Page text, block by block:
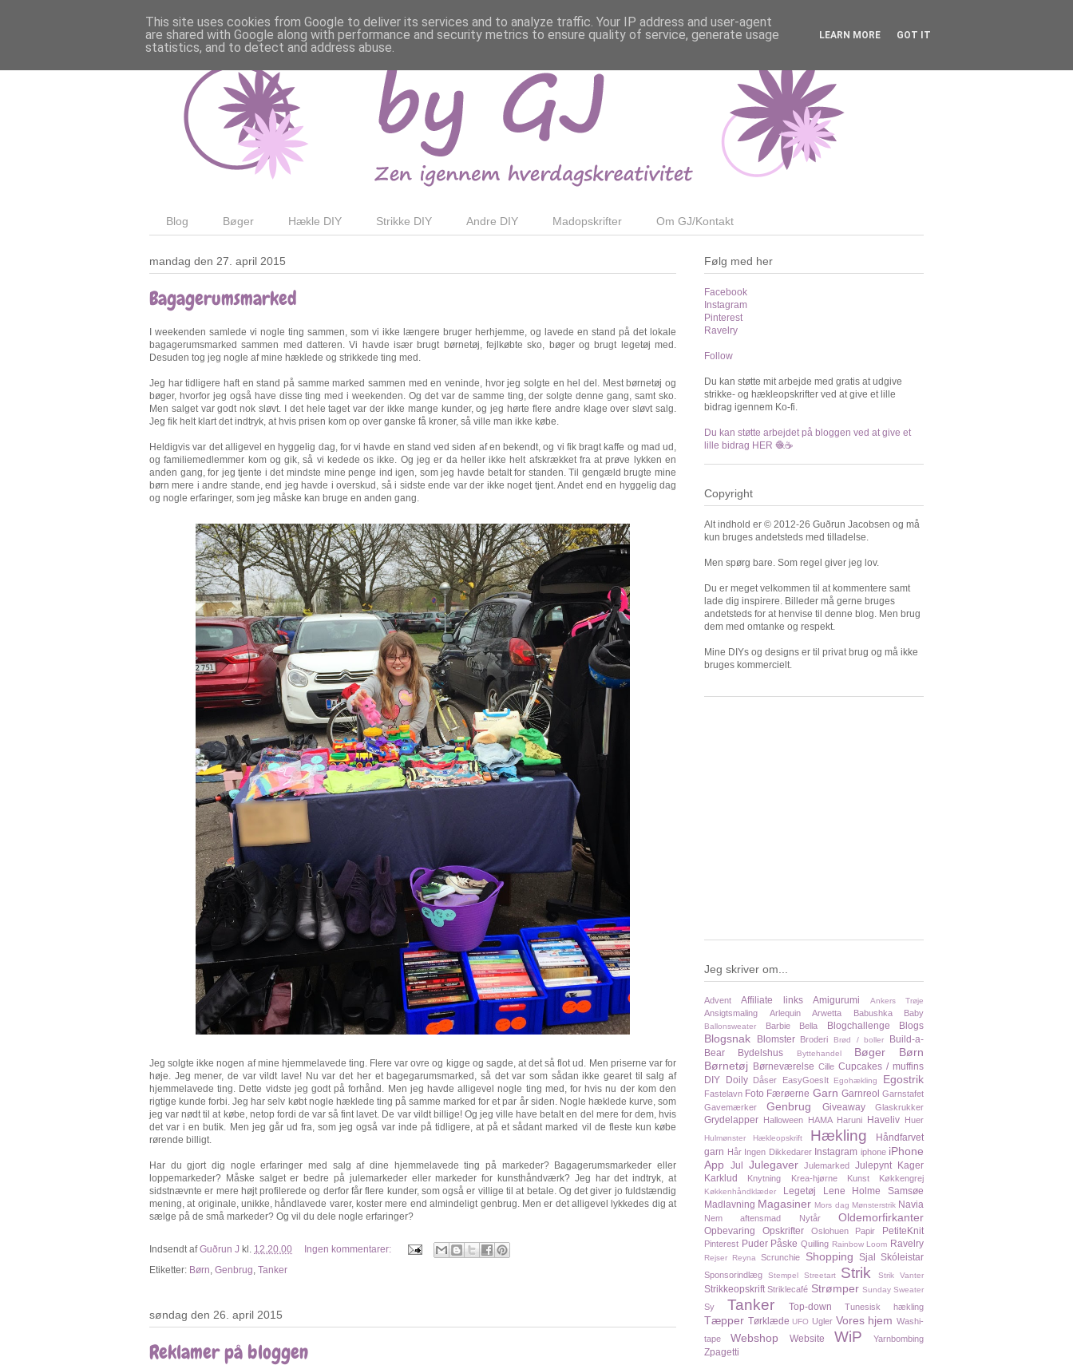
Blog Bøger Hækle DIY Strikke DIY Andre DIY Madopskrifter Om GJ/Kontakt
mandag den 27. april 2015
Bagagerumsmarked
I weekenden samlede vi nogle ting sammen, som vi ikke længere bruger herhjemme, og lavede en stand på det lokale
bagagerumsmarked sammen med datteren. Vi havde især brugt børnetøj, fejlkøbte sko, bøger og brugt legetøj med.
Desuden tog jeg nogle af mine hæklede og strikkede ting med.
Jeg har tidligere haft en stand på samme marked sammen med en veninde, hvor jeg solgte en hel del. Mest børnetøj og
bøger, hvorfor jeg også have disse ting med i weekenden. Og det var de samme ting, der solgte denne gang, samt sko.
Men salget var godt nok sløvt. I det hele taget var der ikke mange kunder, og jeg hørte flere andre klage over sløvt salg.
Jeg fik helt klart det indtryk, at hvis prisen kom op over ganske få kroner, så ville man ikke købe.
Heldigvis var det alligevel en hyggelig dag, for vi havde en stand ved siden af en bekendt, og vi fik bragt kaffe og mad ud,
og familiemedlemmer kom og gik, så vi kedede os ikke. Og jeg er da heller ikke helt afskrækket fra at prøve lykken en
anden gang, for jeg tjente i det mindste mine penge ind igen, som jeg havde betalt for standen. Til gengæld brugte mine
børn mere i andre stande, end jeg havde i overskud, så i sidste ende var der ikke noget tjent. Andet end en hyggelig dag
og nogle erfaringer, som jeg måske kan bruge en anden gang.
Jeg solgte ikke nogen af mine hjemmelavede ting. Flere var ovre og kigge og sagde, at det så flot ud. Men priserne var for
høje. Jeg mener, de var vildt lave! Nu var det her et bagegarumsmarked, så det var som sådan ikke gearet til salg af
hjemmelavede ting. Dette vidste jeg godt på forhånd. Men jeg havde alligevel nogle ting med, for hvis nu der kom den
rigtige kunde forbi. Jeg har selv købt nogle hæklede ting på samme marked for et par år siden. Nogle hæklede kurve, som
jeg var nødt til at købe, netop fordi de var så fint lavet. De var vildt billige! Og jeg ville have betalt en del mere for dem, hvis
det var i en butik. Men jeg går ud fra, som jeg også var inde på tidligere, at på et sådant marked vil de fleste kun købe
rørende billigt.
Har du gjort dig nogle erfaringer med salg af dine hjemmelavede ting på markeder? Bagagerumsmarkeder eller
loppemarkeder? Måske salget er bedre på julemarkeder eller markeder for kunsthåndværk? Jeg har det indtryk, at
sidstnævnte er mere højt profilerede og derfor får flere kunder, som også er villige til at betale. Og det giver jo fuldstændig
mening, at originale, unikke, håndlavede varer, koster mere end almindeligt genbrug. Men er det alligevel lykkedes dig at
sælge på de små markeder? Og vil du dele nogle erfaringer?
Indsendt afGuðrun J kl. 12.20.00
Ingen kommentarer:
Etiketter: Børn Genbrug Tanker
søndag den 26. april 2015
Reklamer på bloggen
Følg med her
Facebook
Instagram
Pinterest
Ravelry
Follow
Du kan støtte mit arbejde med gratis at udgive
strikke- og hækleopskrifter ved at give et lille
bidrag igennem Ko-fi.
Du kan støtte arbejdet på bloggen ved at give et
lille bidrag HER 🧶☕️
Copyright
Alt indhold er © 2012-26 Guðrun Jacobsen og må
kun bruges andetsteds med tilladelse.
Men spørg bare. Som regel giver jeg lov.
Du er meget velkommen til at kommentere samt
lade dig inspirere. Billeder må gerne bruges
andetsteds for at henvise til denne blog. Men brug
dem med omtanke og respekt.
Mine DIYs og designs er til privat brug og må ikke
bruges kommercielt.
Jeg skriver om...
Advent Affiliate links Amigurumi Ankers Trøje
Ansigtsmaling Arlequin Arwetta Babushka Baby
Ballonsweater Barbie Bella Blogchallenge Blogs
Blogsnak Blomster Broderi Brød / boller
Build-a-
Bear
Bydelshus Byttehandel Bøger
Børn
Børnetøj Børneværelse Cille Cupcakes / muffins
DIY
Doily Dåser EasyGoesIt Egohækling Egostrik
Fastelavn Foto Færøerne Garn Garnreol Garnstafet
Gavemærker
Genbrug Giveaway Glaskrukker
Grydelapper Halloween HAMA Haruni Haveliv Huer
Hulmønster Hækleopskrift Hækling
Håndfarvet
garn Hår Ingen Dikkedarer Instagram iphone iPhone
App Jul Julegaver Julemarked Julepynt
Kager
Karklud
Knytning Krea-hjørne Kunst Køkkengrej
Køkkenhåndklæder Legetøj
Lene Holme Samsøe
Madlavning Magasiner Mors dag Mønsterstrik Navia
Nem aftensmad Nytår Oldemorfirkanter
Opbevaring Opskrifter Oslohuen Papir PetiteKnit
Pinterest Puder Påske Quilling Rainbow Loom Ravelry
Rejser Reyna Scrunchie Shopping Sjal Skóleistar
Sponsorindlæg Stempel Streetart Strik Strik Vanter
Strikkeopskrift Striklecafé Strømper Sunday Sweater
Sy Tanker Top-down Tunesisk hækling
Tæpper Tørklæde UFO Ugler Vores hjem Washi-
tape
Webshop Website WiP Yarnbombing
Zpagetti
This site uses cookies from Google to deliver its services and to analyze traffic. Your IP address and user-agent
are shared with Google along with performance and security metrics to ensure quality of service, generate usage
statistics, and to detect and address abuse.
LEARN MORE GOT IT